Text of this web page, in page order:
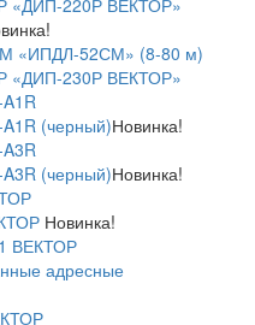
«ДИП-220Р ВЕКТОР»
«ИПДЛ-52СМ» (8-80 м)
«ДИП-230Р ВЕКТОР»
(черный)Новинка!
(черный)Новинка!
Новинка!
ВЕКТОР
адресные